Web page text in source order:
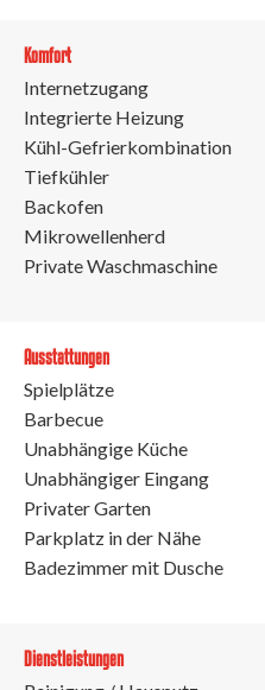
Komfort
Internetzugang
Integrierte Heizung
Kühl-Gefrierkombination
Tiefkühler
Backofen
Mikrowellenherd
Private Waschmaschine
Ausstattungen
Spielplätze
Barbecue
Unabhängige Küche
Unabhängiger Eingang
Privater Garten
Parkplatz in der Nähe
Badezimmer mit Dusche
Dienstleistungen